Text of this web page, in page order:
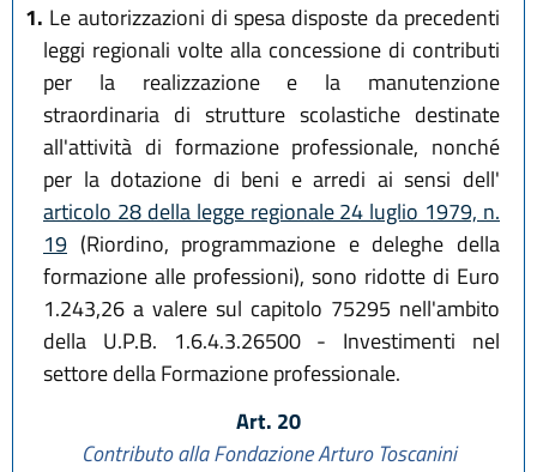
1. Le autorizzazioni di spesa disposte da precedenti
leggi regionali volte alla concessione di contributi
per la realizzazione e la manutenzione
straordinaria di strutture scolastiche destinate
all'attività di formazione professionale, nonché
per la dotazione di beni e arredi ai sensi dell'
articolo 28 della legge regionale 24 luglio 1979, n.
19 (Riordino, programmazione e deleghe della
formazione alle professioni), sono ridotte di Euro
1.243,26 a valere sul capitolo 75295 nell'ambito
della U.P.B. 1.6.4.3.26500 - Investimenti nel
settore della Formazione professionale.
Art. 20
Contributo alla Fondazione Arturo Toscanini